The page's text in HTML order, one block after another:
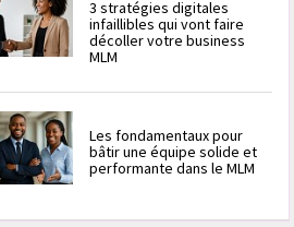
3 stratégies digitales
infaillibles qui vont faire
décoller votre business
MLM
Les fondamentaux pour
bâtir une équipe solide et
performante dans le MLM